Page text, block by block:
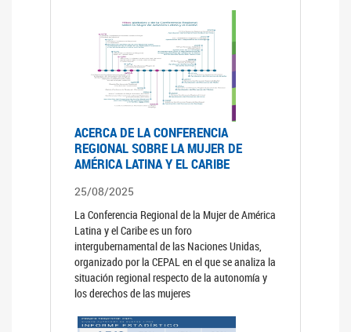
ACERCA DE LA CONFERENCIA
REGIONAL SOBRE LA MUJER DE
AMÉRICA LATINA Y EL CARIBE
25/08/2025
La Conferencia Regional de la Mujer de América
Latina y el Caribe es un foro
intergubernamental de las Naciones Unidas,
organizado por la CEPAL en el que se analiza la
situación regional respecto de la autonomía y
los derechos de las mujeres